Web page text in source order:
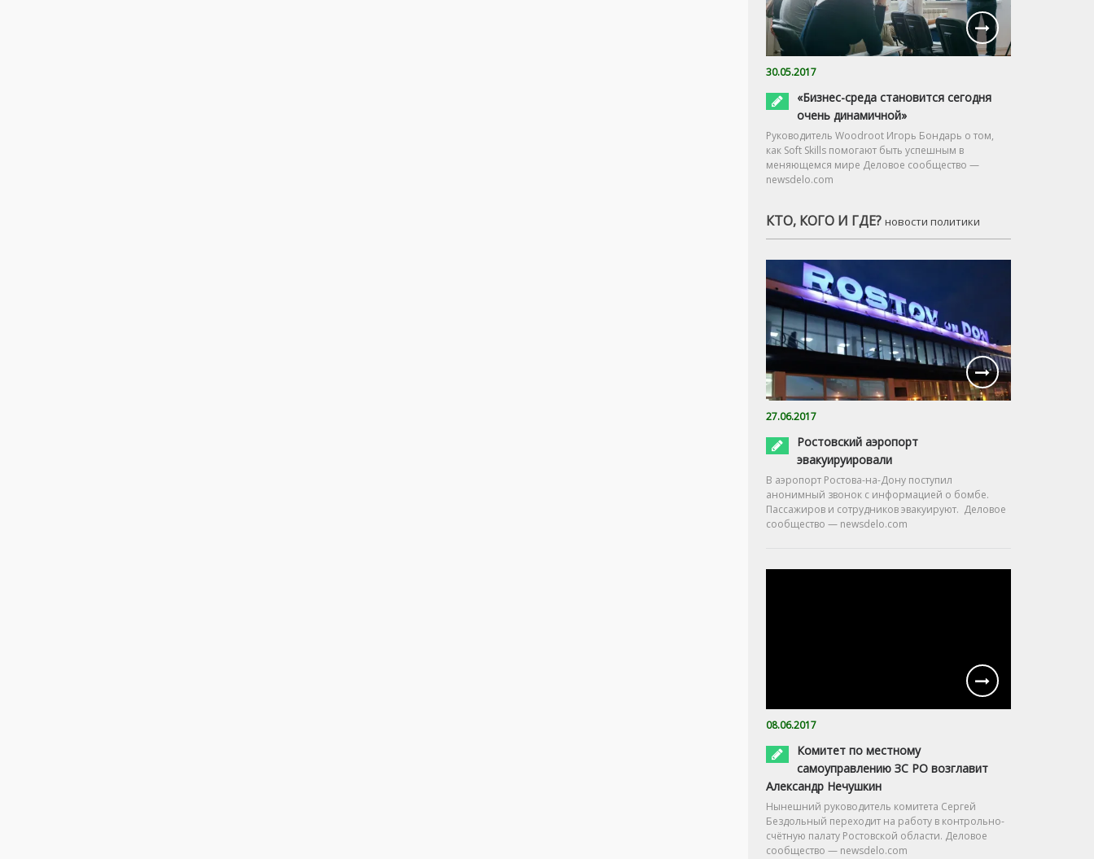
30.05.2017
«Бизнес-среда становится сегодня
очень динамичной»
Руководитель Woodroot Игорь Бондарь о том,
как Soft Skills помогают быть успешным в
меняющемся мире Деловое сообщество —
newsdelo.com
КТО, КОГО И ГДЕ? новости политики
27.06.2017
Ростовский аэропорт
эвакуируировали
В аэропорт Ростова-на-Дону поступил
анонимный звонок с информацией о бомбе.
Пассажиров и сотрудников эвакуируют. Деловое
сообщество — newsdelo.com
08.06.2017
Комитет по местному
самоуправлению ЗС РО возглавит
Александр Нечушкин
Нынешний руководитель комитета Сергей
Бездольный переходит на работу в контрольно-
счётную палату Ростовской области. Деловое
сообщество — newsdelo.com